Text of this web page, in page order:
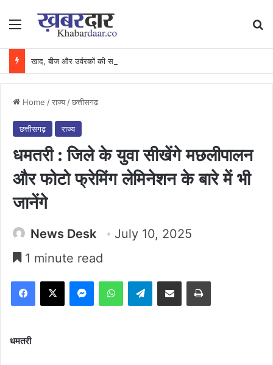
Menu
Home /राज्य /छत्तीसगढ़
छत्तीसगढ़ राज्य
धमतरी : जिले के युवा सीखेंगे मछलीपालन
और फोटो फ्रेमिंग लेमिनेशन के बारे में भी
जानेंगे
News Desk
July 10, 2025
1 minute read
Facebook
X MessengerWhatsAppTelegramShare via Email Print
धमतरी